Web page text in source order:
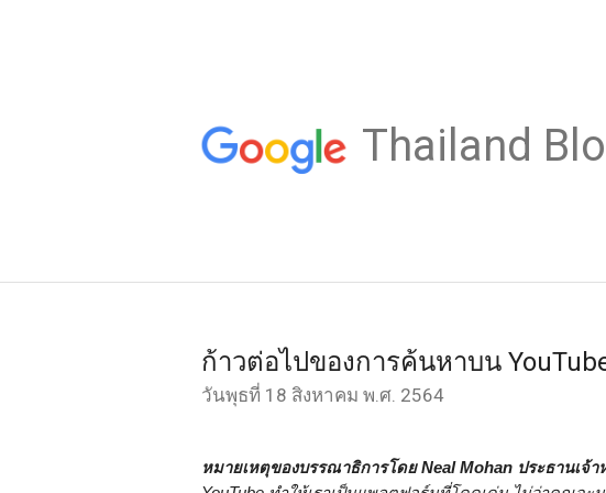
Thailand
ก้าวต่อไปของการค้นหาบน
วันพุธที่ 18 สิงหาคม พ.ศ. 2564
หมายเหตุของบรรณาธิการโดย Neal Mohan ประธานเ